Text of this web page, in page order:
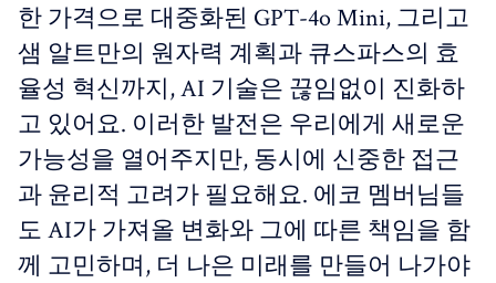
한 가격으로 대중화된 GPT-4o Mini, 그리고
샘 알트만의 원자력 계획과 큐스파스의 효
율성 혁신까지, AI 기술은 끊임없이 진화하
고 있어요. 이러한 발전은 우리에게 새로운
가능성을 열어주지만, 동시에 신중한 접근
과 윤리적 고려가 필요해요. 에코 멤버님들
도 AI가 가져올 변화와 그에 따른 책임을 함
께 고민하며, 더 나은 미래를 만들어 나가야